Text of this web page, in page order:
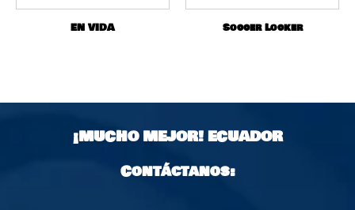
EN VIDA Soccer Locker
¡MUCHO MEJOR!ECUADOR
Contáctanos: